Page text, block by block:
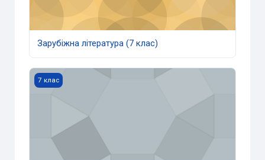
Зарубіжна література (7 клас)
Інтегрований курс "Здоров`я, безпека, добробут" (7 кл.)
7 клас